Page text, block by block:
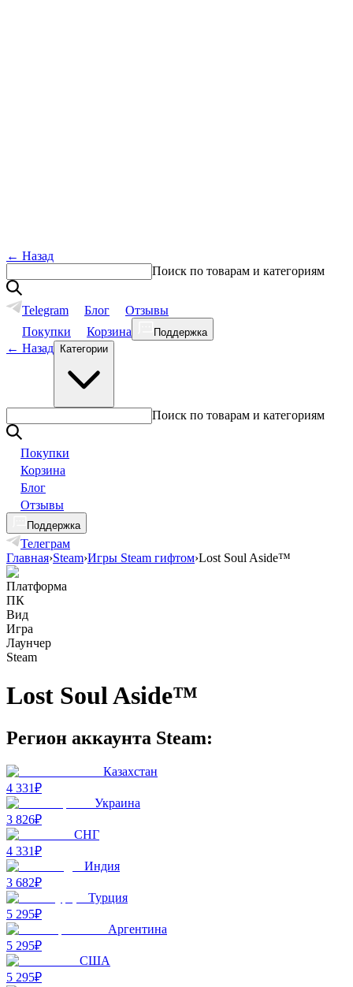
← Назад
Поиск по товарам и категориям
Telegram Блог
Отзывы
Покупки
Корзина Поддержка
← Назад Категории
Поиск по товарам и категориям
Покупки
Корзина
Блог
Отзывы
Поддержка
Телеграм
Главная›Steam›Игры Steam гифтом›Lost Soul Aside™
Платформа
ПК
Вид
Игра
Лаунчер
Steam
Lost Soul Aside™
Регион аккаунта Steam:
Казахстан
4 331₽
Украина
3 826₽
СНГ
4 331₽
Индия
3 682₽
Турция
5 295₽
Аргентина
5 295₽
США
5 295₽